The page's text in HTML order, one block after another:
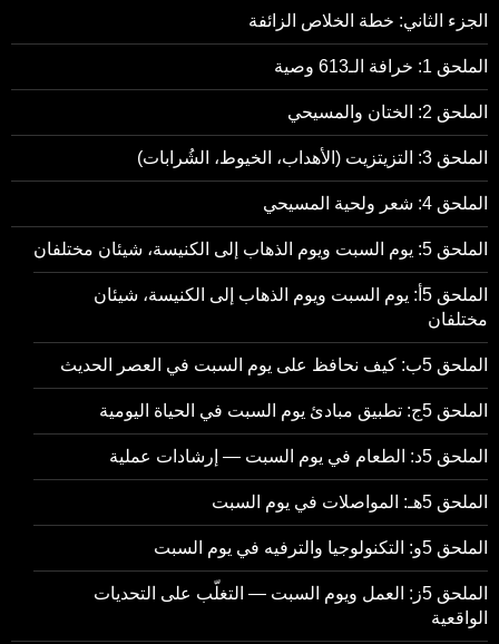
الجزء الثاني: خطة الخلاص الزائفة
الملحق 1: خرافة الـ613 وصية
الملحق 2: الختان والمسيحي
الملحق 3: التزيتزيت (الأهداب، الخيوط، الشُرابات)
الملحق 4: شعر ولحية المسيحي
الملحق 5: يوم السبت ويوم الذهاب إلى الكنيسة، شيئان مختلفان
الملحق 5أ: يوم السبت ويوم الذهاب إلى الكنيسة، شيئان
مختلفان
الملحق 5ب: كيف نحافظ على يوم السبت في العصر الحديث
الملحق 5ج: تطبيق مبادئ يوم السبت في الحياة اليومية
الملحق 5د: الطعام في يوم السبت — إرشادات عملية
الملحق 5هـ: المواصلات في يوم السبت
الملحق 5و: التكنولوجيا والترفيه في يوم السبت
الملحق 5ز: العمل ويوم السبت — التغلّب على التحديات
الواقعية